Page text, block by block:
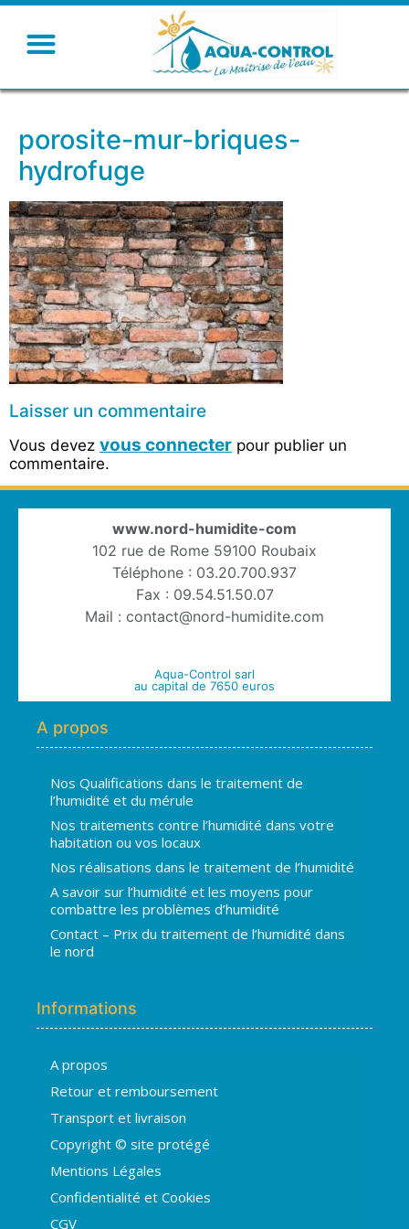
porosite-mur-briques-
hydrofuge
Laisser un commentaire
Vous devez vous connecter pour publier un
commentaire.
www.nord-humidite-com
102 rue de Rome 59100 Roubaix
Téléphone : 03.20.700.937
Fax : 09.54.51.50.07
Mail : contact@nord-humidite.com
Aqua-Control sarl
au capital de 7650 euros
A propos
Nos Qualifications dans le traitement de
l’humidité et du mérule
Nos traitements contre l’humidité dans votre
habitation ou vos locaux
Nos réalisations dans le traitement de l’humidité
A savoir sur l’humidité et les moyens pour
combattre les problèmes d’humidité
Contact – Prix du traitement de l’humidité dans
le nord
Informations
A propos
Retour et remboursement
Transport et livraison
Copyright © site protégé
Mentions Légales
Confidentialité et Cookies
CGV
En ligne · répond en quelques secondes
H
👋 Bonjour ! Je suis
puis-je vous aider ?
18:12